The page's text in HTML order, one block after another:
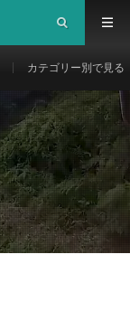
カテゴリー別で見る